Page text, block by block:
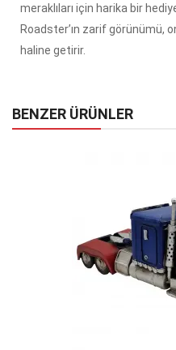
meraklıları için harika bir
Roadster’ın zarif görünümü,
haline getirir.
BENZER ÜRÜNLER